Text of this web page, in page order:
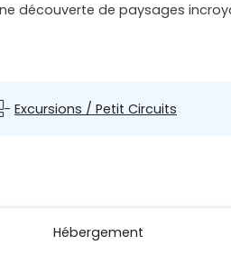
découverte de paysages
- Excursions / Petit Circuits
Hébergement